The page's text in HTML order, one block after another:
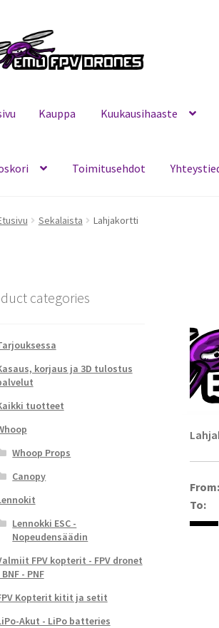
Kauppa Kuukausihaaste
Toimitusehdot
Kauppa Kuukausihaaste Mitä on FPV?
Sekalaista Lahjakortti
From:
To:
categories
korjaus ja 3D tulostus
tuotteet
Whoop Props
Canopy
Lennokki ESC -
Nopeudensäädin
FPV kopterit - FPV dronet
BNF - PNF
Kopterit kitit ja setit
Akut - LiPo batteries